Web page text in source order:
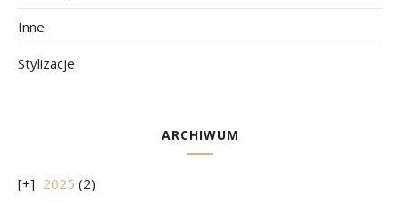
Inne
Stylizacje
ARCHIWUM
2025 (2)